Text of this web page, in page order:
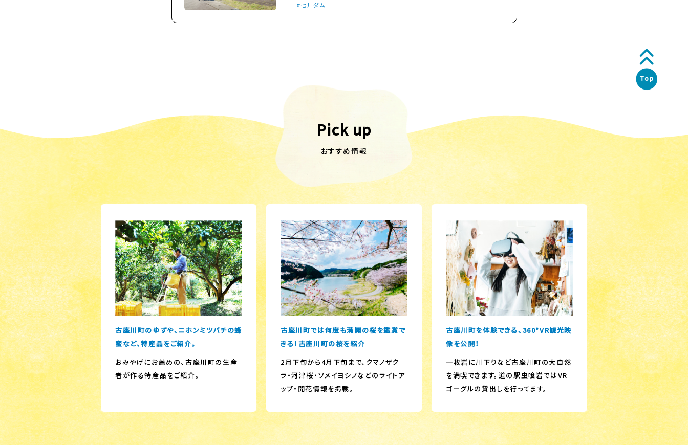
七川ダム
Pick up
おすすめ情報
古座川町のゆずや、ニホンミツバチの蜂
蜜など、特産品をご紹介。
おみやげにお薦めの、古座川町の生産
者が作る特産品をご紹介。
古座川町では何度も満開の桜を鑑賞で
きる！古座川町の桜を紹介
2月下旬から4月下旬まで、クマノザク
ラ・河津桜・ソメイヨシノなどのライトア
ップ・開花情報を掲載。
古座川町を体験できる、360°VR観光映
像を公開！
一枚岩に川下りなど古座川町の大自然
を満喫できます。道の駅虫喰岩ではVR
ゴーグルの貸出しを行ってます。